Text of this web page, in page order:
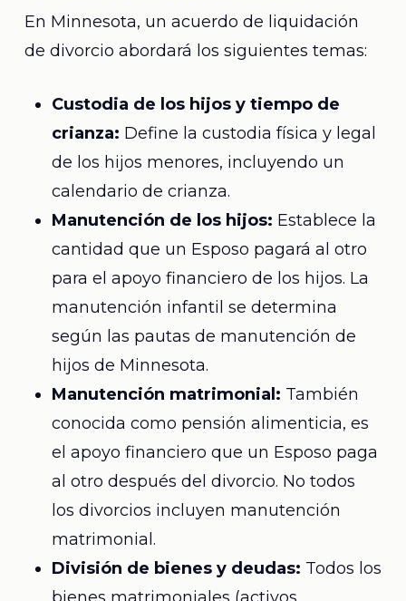
En Minnesota, un acuerdo de liquidación
de divorcio abordará los siguientes temas:
Custodia de los hijos y tiempo de
crianza: Define la custodia física y legal
de los hijos menores, incluyendo un
calendario de crianza.
Manutención de los hijos: Establece la
cantidad que un Esposo pagará al otro
para el apoyo financiero de los hijos. La
manutención infantil se determina
según las pautas de manutención de
hijos de Minnesota.
Manutención matrimonial: También
conocida como pensión alimenticia, es
el apoyo financiero que un Esposo paga
al otro después del divorcio. No todos
los divorcios incluyen manutención
matrimonial.
División de bienes y deudas: Todos los